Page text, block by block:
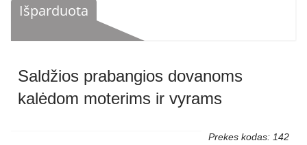
Išparduota
Saldžios prabangios dovanoms
kalėdom moterims ir vyrams
Prekes kodas: 142